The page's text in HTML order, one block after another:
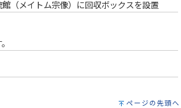
（メイトム宗像）に回収ボックスを設置
ページの先頭へ